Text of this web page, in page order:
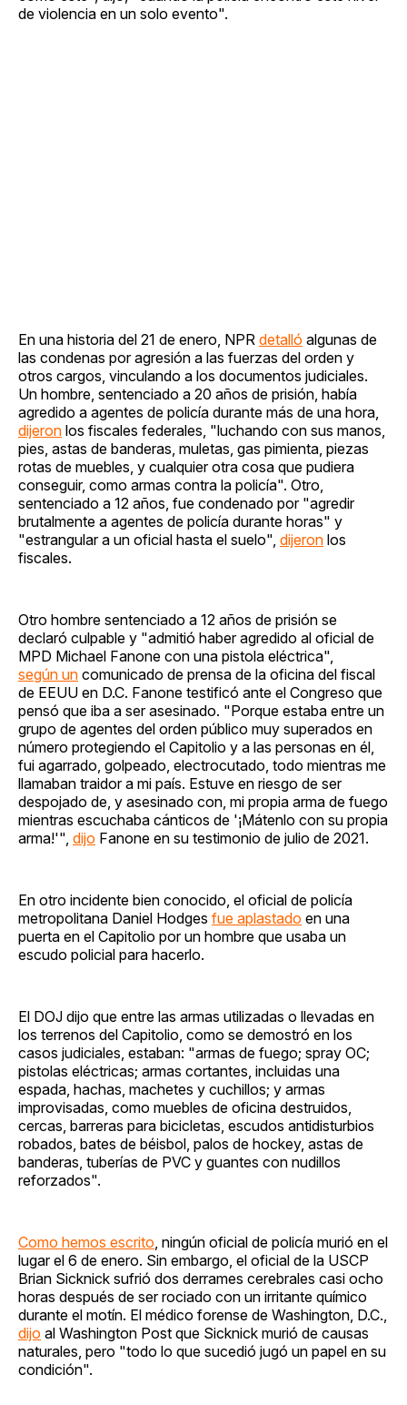
de violencia en un solo evento".
En una historia del 21 de enero, NPR detalló algunas de
las condenas por agresión a las fuerzas del orden y
otros cargos, vinculando a los documentos judiciales.
Un hombre, sentenciado a 20 años de prisión, había
agredido a agentes de policía durante más de una hora,
dijeron los fiscales federales, "luchando con sus manos,
pies, astas de banderas, muletas, gas pimienta, piezas
rotas de muebles, y cualquier otra cosa que pudiera
conseguir, como armas contra la policía". Otro,
sentenciado a 12 años, fue condenado por "agredir
brutalmente a agentes de policía durante horas" y
"estrangular a un oficial hasta el suelo", dijeron los
fiscales.
Otro hombre sentenciado a 12 años de prisión se
declaró culpable y "admitió haber agredido al oficial de
MPD Michael Fanone con una pistola eléctrica",
según un comunicado de prensa de la oficina del fiscal
de EEUU en D.C. Fanone testificó ante el Congreso que
pensó que iba a ser asesinado. "Porque estaba entre un
grupo de agentes del orden público muy superados en
número protegiendo el Capitolio y a las personas en él,
fui agarrado, golpeado, electrocutado, todo mientras me
llamaban traidor a mi país. Estuve en riesgo de ser
despojado de, y asesinado con, mi propia arma de fuego
mientras escuchaba cánticos de '¡Mátenlo con su propia
arma!'", dijo Fanone en su testimonio de julio de 2021.
En otro incidente bien conocido, el oficial de policía
metropolitana Daniel Hodges fue aplastado en una
puerta en el Capitolio por un hombre que usaba un
escudo policial para hacerlo.
El DOJ dijo que entre las armas utilizadas o llevadas en
los terrenos del Capitolio, como se demostró en los
casos judiciales, estaban: "armas de fuego; spray OC;
pistolas eléctricas; armas cortantes, incluidas una
espada, hachas, machetes y cuchillos; y armas
improvisadas, como muebles de oficina destruidos,
cercas, barreras para bicicletas, escudos antidisturbios
robados, bates de béisbol, palos de hockey, astas de
banderas, tuberías de PVC y guantes con nudillos
reforzados".
Como hemos escrito, ningún oficial de policía murió en el
lugar el 6 de enero. Sin embargo, el oficial de la USCP
Brian Sicknick sufrió dos derrames cerebrales casi ocho
horas después de ser rociado con un irritante químico
durante el motín. El médico forense de Washington, D.C.,
dijo al Washington Post que Sicknick murió de causas
naturales, pero "todo lo que sucedió jugó un papel en su
condición".